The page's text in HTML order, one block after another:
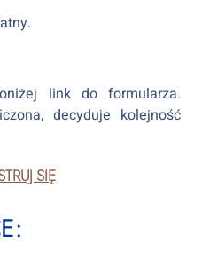
link do formularza.
decyduje kolejność
SIĘ